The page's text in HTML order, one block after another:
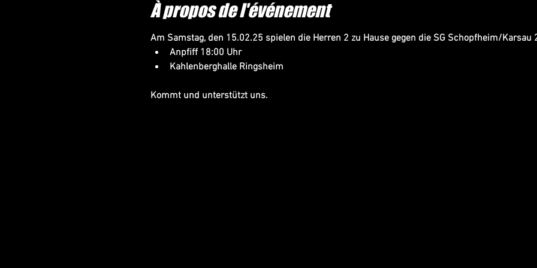
À propos de l'événement
Am Samstag, den 15.02.25 spielen die Herren 2 zu Hause gegen die SG Schopfheim/Karsau
Anpfiff 18:00 Uhr
Kahlenberghalle Ringsheim
Kommt und unterstützt uns.